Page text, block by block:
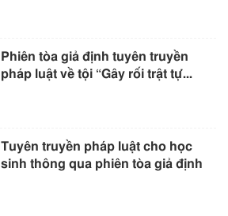
Phiên tòa giả định tuyên truyền
pháp luật về tội “Gây rối trật tự...
Tuyên truyền pháp luật cho học
sinh thông qua phiên tòa giả định